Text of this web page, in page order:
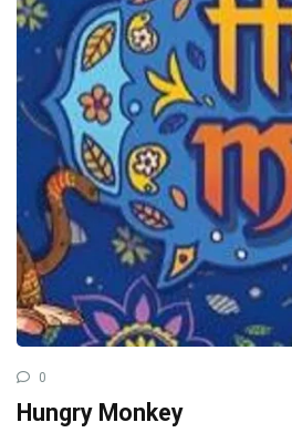
0
Hungry Monkey